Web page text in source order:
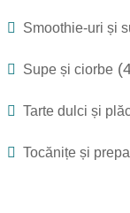
Smoothie-uri și
Supe și ciorbe
Tarte dulci și
Tocănițe și